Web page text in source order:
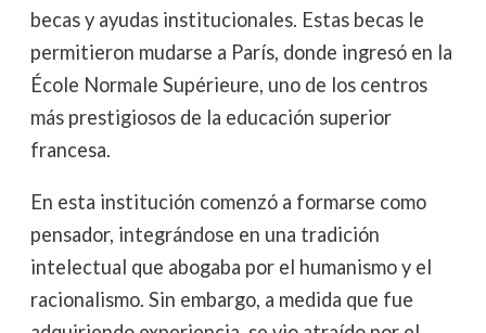
becas y ayudas institucionales. Estas becas le
permitieron mudarse a París, donde ingresó en la
École Normale Supérieure, uno de los centros
más prestigiosos de la educación superior
francesa.
En esta institución comenzó a formarse como
pensador, integrándose en una tradición
intelectual que abogaba por el humanismo y el
racionalismo. Sin embargo, a medida que fue